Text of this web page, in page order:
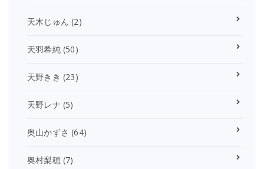
天木じゅん (2)
天羽希純(50)
天野きき (23)
天野レナ (5)
奥山かずさ (64)
奥村梨穂(7)